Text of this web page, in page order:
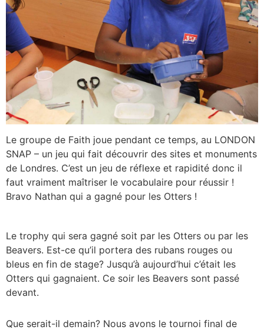
Le groupe de Faith joue pendant ce temps, au LONDON
SNAP – un jeu qui fait découvrir des sites et monuments
de Londres. C’est un jeu de réflexe et rapidité donc il
faut vraiment maîtriser le vocabulaire pour réussir !
Bravo Nathan qui a gagné pour les Otters !
Le trophy qui sera gagné soit par les Otters ou par les
Beavers. Est-ce qu’il portera des rubans rouges ou
bleus en fin de stage? Jusqu’à aujourd’hui c’était les
Otters qui gagnaient. Ce soir les Beavers sont passé
devant.
Que serait-il demain? Nous avons le tournoi final de